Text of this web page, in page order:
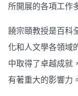
所開展的各項工作
饒宗頤教授是百科
化和人文學各領域
中取得了卓越成就
有著重大的影響力。